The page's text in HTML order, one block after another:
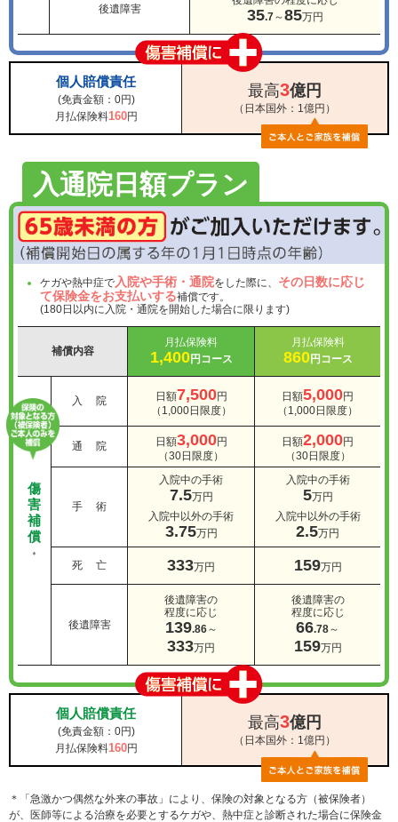
後遺障害 35.7～85万円
個人賠償責任
(免責金額：0円)
月払保険料160円
最高3億円
（日本国外：1億円）
入通院日額プラン
ケガや熱中症で入院や手術・通院をした際に、 その日数に応じ
て保険金をお支払いする補償です。
(180日以内に入院・通院を開始した場合に限ります)
補償内容
月払保険料
1,400円コース
月払保険料
860円コース
傷
害
補
償
＊
入 院 日額7,500円
（1,000日限度）
日額5,000円
（1,000日限度）
通 院 日額3,000円
（30日限度）
日額2,000円
（30日限度）
手 術
入院中の手術
7.5万円
入院中の手術
5万円
入院中以外の手術
3.75万円
入院中以外の手術
2.5万円
死 亡 333万円 159万円
後遺障害
後遺障害の
程度に応じ
139.86～
333万円
後遺障害の
程度に応じ
66.78～
159万円
個人賠償責任
(免責金額：0円)
月払保険料160円
最高3億円
（日本国外：1億円）
＊「急激かつ偶然な外来の事故」により、保険の対象となる方（被保険者）
が、医師等による治療を必要とするケガや、熱中症と診断された場合に保険金